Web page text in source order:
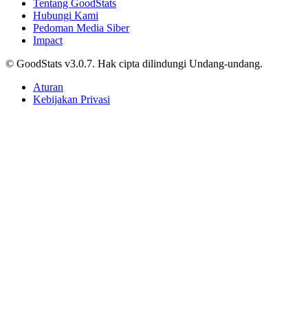
Tentang GoodStats
Hubungi Kami
Pedoman Media Siber
Impact
© GoodStats v3.0.7. Hak cipta dilindungi Undang-undang.
Aturan
Kebijakan Privasi